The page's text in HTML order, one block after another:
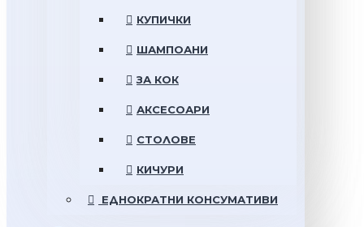
КУПИЧКИ
ШАМПОАНИ
ЗА КОК
АКСЕСОАРИ
СТОЛОВЕ
КИЧУРИ
ЕДНОКРАТНИ КОНСУМАТИВИ